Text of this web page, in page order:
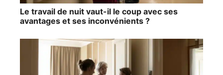
Le travail de nuit vaut-il le coup avec ses
avantages et ses inconvénients ?